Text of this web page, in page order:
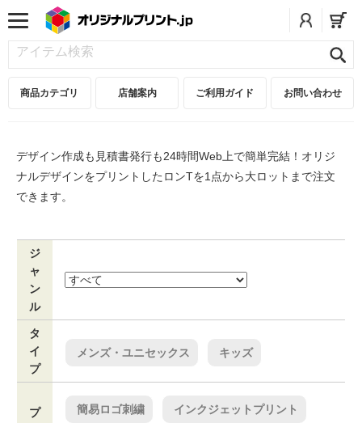
商品カテゴリ 店舗案内 ご利用ガイド お問い合わせ
デザイン作成も見積書発行も24時間Web上で簡単完結！オリジ
ナルデザインをプリントしたロンTを1点から大ロットまで注文
できます。
ジ
ャ
ン
ル
タ
イ
プ
メンズ・ユニセックス キッズ
プ
簡易ロゴ刺繍 インクジェットプリント